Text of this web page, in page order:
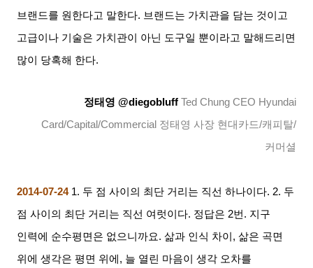
브랜드를 원한다고 말한다. 브랜드는 가치관을 담는 것이고
고급이나 기술은 가치관이 아닌 도구일 뿐이라고 말해드리면
많이 당혹해 한다.
정태영 @diegobluff Ted Chung CEO Hyundai
Card/Capital/Commercial 정태영 사장 현대카드/캐피탈/
커머셜
2014-07-241. 두 점 사이의 최단 거리는 직선 하나이다. 2. 두
점 사이의 최단 거리는 직선 여럿이다. 정답은 2번 . 지구
인력에 순수평면은 없으니까요.삶과 인식 차이 ,삶은 곡면
위에 생각은 평면 위에 , 늘 열린 마음이 생각 오차를